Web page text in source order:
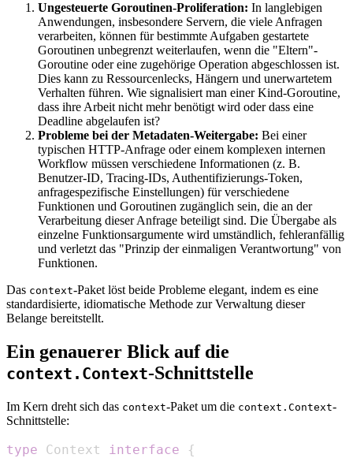
Ungesteuerte Goroutinen-Proliferation: In langlebigen
Anwendungen, insbesondere Servern, die viele Anfragen
verarbeiten, können für bestimmte Aufgaben gestartete
Goroutinen unbegrenzt weiterlaufen, wenn die "Eltern"-
Goroutine oder eine zugehörige Operation abgeschlossen ist.
Dies kann zu Ressourcenlecks, Hängern und unerwartetem
Verhalten führen. Wie signalisiert man einer Kind-Goroutine,
dass ihre Arbeit nicht mehr benötigt wird oder dass eine
Deadline abgelaufen ist?
Probleme bei der Metadaten-Weitergabe: Bei einer
typischen HTTP-Anfrage oder einem komplexen internen
Workflow müssen verschiedene Informationen (z. B.
Benutzer-ID, Tracing-IDs, Authentifizierungs-Token,
anfragespezifische Einstellungen) für verschiedene
Funktionen und Goroutinen zugänglich sein, die an der
Verarbeitung dieser Anfrage beteiligt sind. Die Übergabe als
einzelne Funktionsargumente wird umständlich, fehleranfällig
und verletzt das "Prinzip der einmaligen Verantwortung" von
Funktionen.
Das context-Paket löst beide Probleme elegant, indem es eine
standardisierte, idiomatische Methode zur Verwaltung dieser
Belange bereitstellt.
Ein genauerer Blick auf die
context.Context-Schnittstelle
Im Kern dreht sich das context-Paket um die context.Context-
Schnittstelle:
type Context interface
{